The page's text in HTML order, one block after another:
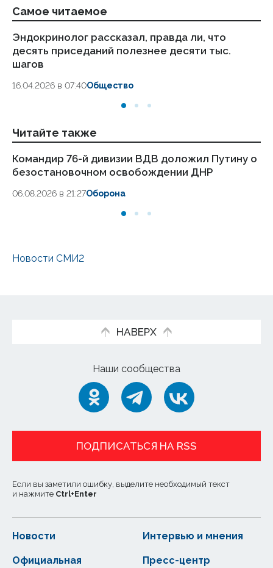
Самое читаемое
Эндокринолог рассказал, правда ли, что
десять приседаний полезнее десяти тыс.
шагов
16.04.2026 в 07:40Общество
Читайте также
Командир 76-й дивизии ВДВ доложил Путину о
безостановочном освобождении ДНР
06.08.2026 в 21:27Оборона
Новости СМИ2
НАВЕРХ
Наши сообщества
ПОДПИСАТЬСЯ НА RSS
Если вы заметили ошибку, выделите необходимый текст
и нажмите Ctrl+Enter
Новости
Официальная
Интервью и мнения
Пресс-центр